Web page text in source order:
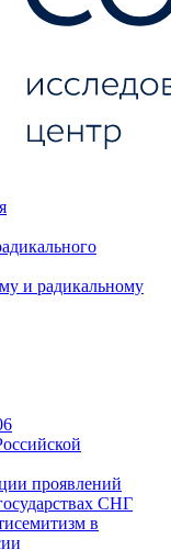
и радикальному
проявлений
СНГ
в